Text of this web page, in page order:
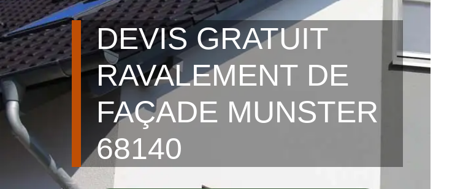
DEVIS GRATUIT
RAVALEMENT DE
FAÇADE MUNSTER
68140